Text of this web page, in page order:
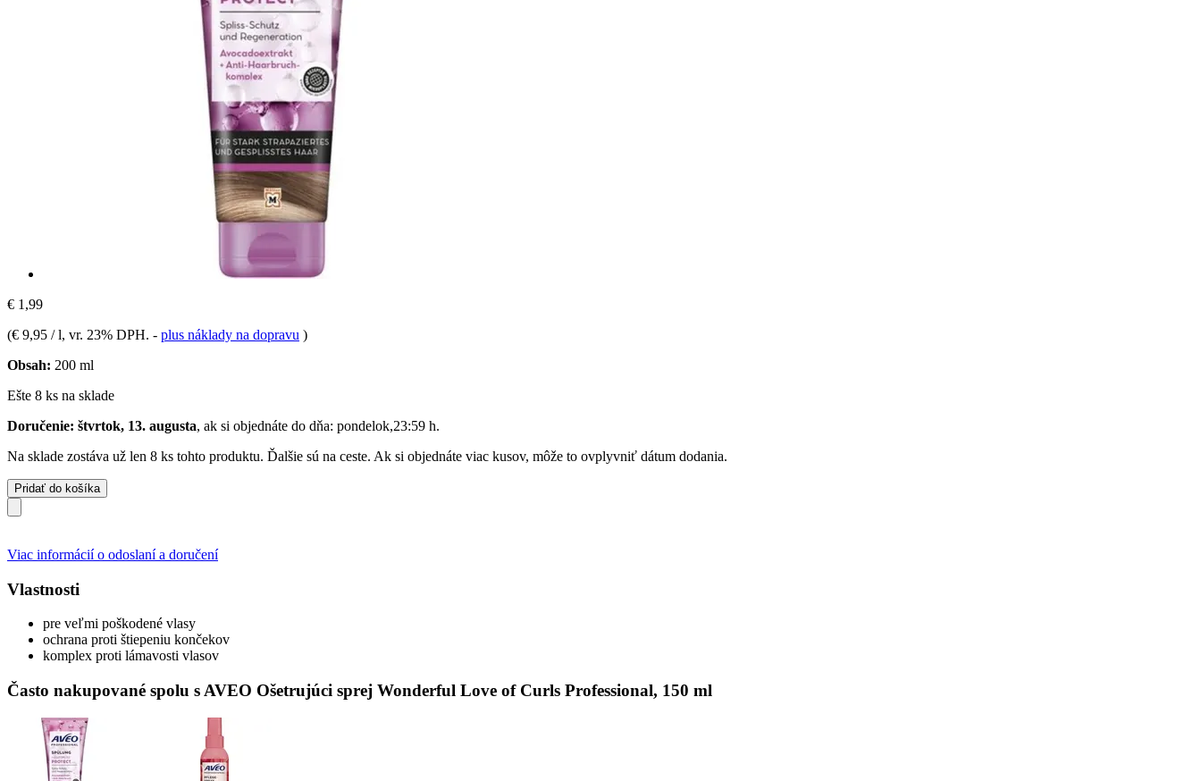
€ 1,99
(€ 9,95 / l, vr. 23% DPH. - plus náklady na dopravu )
Obsah: 200 ml
Ešte 8 ks na sklade
Doručenie: štvrtok, 13. augusta, ak si objednáte do dňa: pondelok,23:59 h.
Na sklade zostáva už len 8 ks tohto produktu. Ďalšie sú na ceste. Ak si objednáte viac kusov, môže to ovplyvniť dátum dodania.
Pridať do košíka
Viac informácií o odoslaní a doručení
Vlastnosti
pre veľmi poškodené vlasy
ochrana proti štiepeniu končekov
komplex proti lámavosti vlasov
Často nakupované spolu s AVEO Ošetrujúci sprej Wonderful Love of Curls Professional, 150 ml